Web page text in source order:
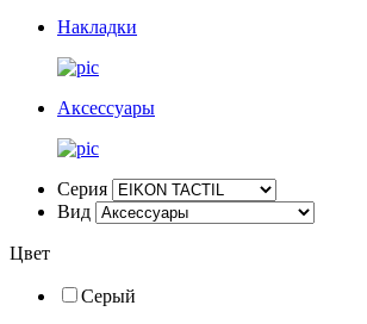
Накладки
Аксессуары
Серия
Вид
Цвет
Серый